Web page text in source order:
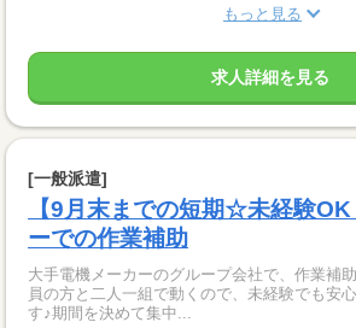
もっと見る
求人詳細を見る
[一般派遣]
【9月末までの短期☆未経験
ーでの作業補助
大手電機メーカーのグループ会社で、作業補
員の方と二人一組で動くので、未経験でも安
す♪期間を決めて集中...